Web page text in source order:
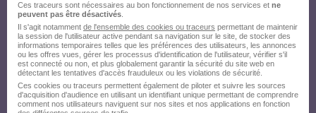
Ces traceurs sont nécessaires au bon fonctionnement de nos services et ne
peuvent pas être désactivés
Il s'agit notamment de l'ensemble des cookies ou traceurs permettant de maintenir
la session de l'utilisateur active pendant sa navigation sur le site, de stocker des
informations temporaires telles que les préférences des utilisateurs, les annonces
ou les offres vues, gérer les processus d'identification de l'utilisateur, vérifier s'il
est connecté ou non, et plus globalement garantir la sécurité du site web en
détectant les tentatives d'accès frauduleux ou les violations de sécurité.
Ces cookies ou traceurs permettent également de piloter et suivre les sources
d'acquisition d'audience en utilisant un identifiant unique permettant de comprendre
comment nos utilisateurs naviguent sur nos sites et nos applications en fonction